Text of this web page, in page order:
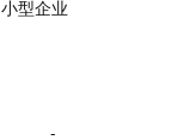
小型企业
-